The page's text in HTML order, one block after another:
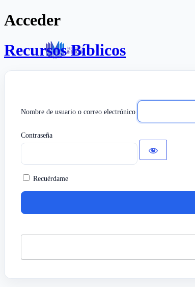
Acceder
Recursos Bíblicos
Nombre de usuario o correo electrónico
Contraseña
Recuérdame